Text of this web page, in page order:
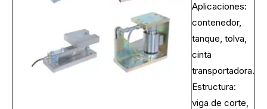
Aplicaciones:
contenedor,
tanque, tolva,
cinta
transportadora.
Estructura:
viga de corte,